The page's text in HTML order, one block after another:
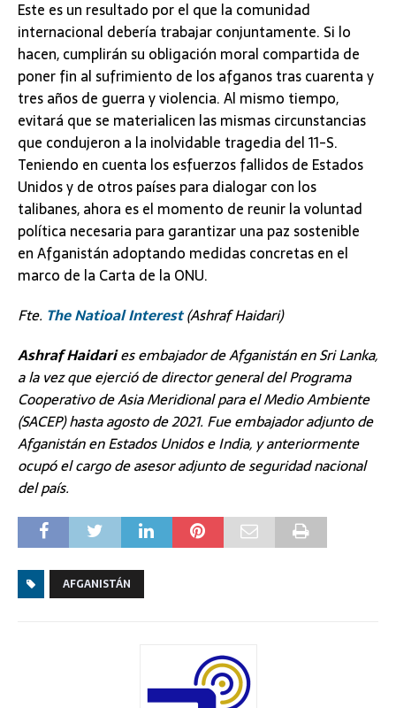
Este es un resultado por el que la comunidad
internacional debería trabajar conjuntamente. Si lo
hacen, cumplirán su obligación moral compartida de
poner fin al sufrimiento de los afganos tras cuarenta y
tres años de guerra y violencia. Al mismo tiempo,
evitará que se materialicen las mismas circunstancias
que condujeron a la inolvidable tragedia del 11-S.
Teniendo en cuenta los esfuerzos fallidos de Estados
Unidos y de otros países para dialogar con los
talibanes, ahora es el momento de reunir la voluntad
política necesaria para garantizar una paz sostenible
en Afganistán adoptando medidas concretas en el
marco de la Carta de la ONU.
Fte. The Natioal Interest(Ashraf Haidari)
Ashraf Haidaries embajador de Afganistán en Sri Lanka,
a la vez que ejerció de director general del Programa
Cooperativo de Asia Meridional para el Medio Ambiente
(SACEP) hasta agosto de 2021. Fue embajador adjunto de
Afganistán en Estados Unidos e India, y anteriormente
ocupó el cargo de asesor adjunto de seguridad nacional
del país.
AFGANISTÁN